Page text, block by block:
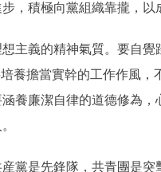
，積極向黨組織靠攏，以
義的精神氣質。要自覺
養擔當實幹的工作作風
養廉潔自律的道德修為，
是先鋒隊，共青團是突